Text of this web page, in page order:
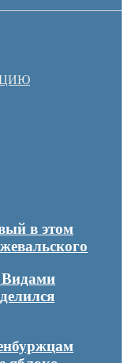
в этом
Видами